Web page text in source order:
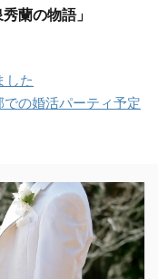
蘭の物語」
した
の婚活パーティ予定